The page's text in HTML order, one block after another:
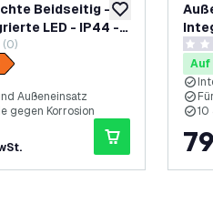
zur Wunschliste
Beidseitig -
LED - IP44 -
Jahre Garantie
Außeneinsatz
gegen Korrosion
10
0
Auf
10
79